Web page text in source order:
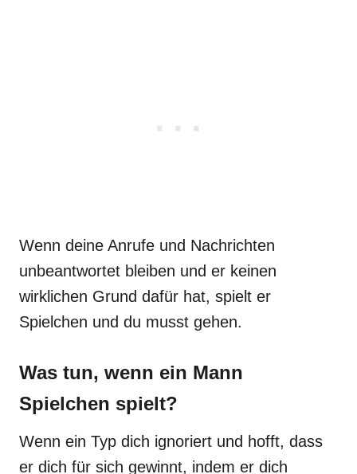
Wenn deine Anrufe und Nachrichten
unbeantwortet bleiben und er keinen
wirklichen Grund dafür hat, spielt er
Spielchen und du musst gehen.
Was tun, wenn ein Mann
Spielchen spielt?
Wenn ein Typ dich ignoriert und hofft, dass
er dich für sich gewinnt, indem er dich